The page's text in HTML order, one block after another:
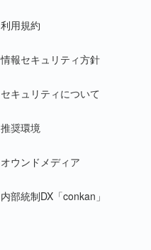
利用規約
情報セキュリティ方針
セキュリティについて
推奨環境
オウンドメディア
内部統制DX「conkan」